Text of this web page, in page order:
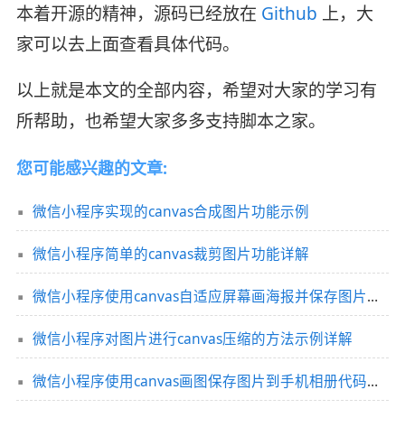
本着开源的精神，源码已经放在 Github 上，大
家可以去上面查看具体代码。
以上就是本文的全部内容，希望对大家的学习有
所帮助，也希望大家多多支持脚本之家。
您可能感兴趣的文章:
微信小程序实现的canvas合成图片功能示例
微信小程序简单的canvas裁剪图片功能详解
微信小程序使用canvas自适应屏幕画海报并保存图片功能
微信小程序对图片进行canvas压缩的方法示例详解
微信小程序使用canvas画图保存图片到手机相册代码示例